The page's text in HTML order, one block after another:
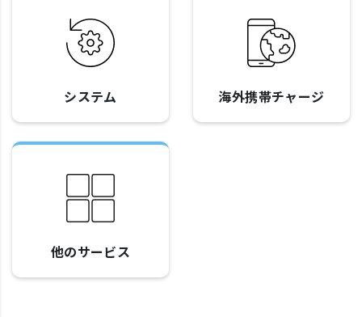
システム 海外携帯チャージ
他のサービス